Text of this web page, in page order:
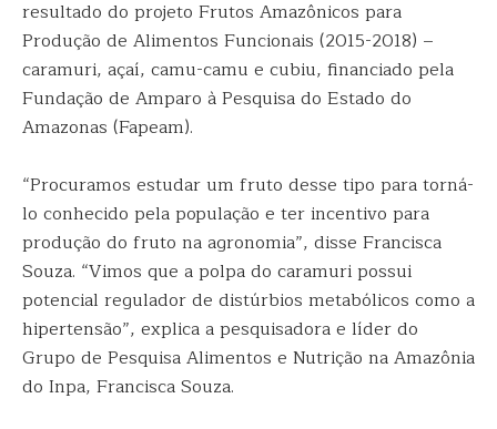
resultado do projeto Frutos Amazônicos para
Produção de Alimentos Funcionais (2015-2018) –
caramuri, açaí, camu-camu e cubiu, financiado pela
Fundação de Amparo à Pesquisa do Estado do
Amazonas (Fapeam).
“Procuramos estudar um fruto desse tipo para torná-
lo conhecido pela população e ter incentivo para
produção do fruto na agronomia”, disse Francisca
Souza. “Vimos que a polpa do caramuri possui
potencial regulador de distúrbios metabólicos como a
hipertensão”, explica a pesquisadora e líder do
Grupo de Pesquisa Alimentos e Nutrição na Amazônia
do Inpa, Francisca Souza.